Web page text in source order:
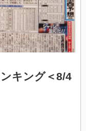
キング＜8/4